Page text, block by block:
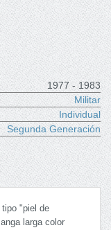
1977 - 1983
Militar
Individual
Segunda Generación
"piel de
larga color